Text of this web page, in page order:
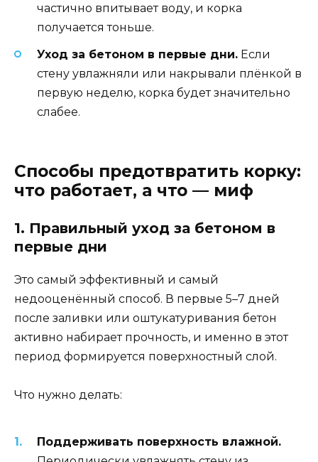
частично впитывает воду, и корка
получается тоньше.
Уход за бетоном в первые дни. Если
стену увлажняли или накрывали плёнкой в
первую неделю, корка будет значительно
слабее.
Способы предотвратить корку:
что работает, а что — миф
1. Правильный уход за бетоном в
первые дни
Это самый эффективный и самый
недооценённый способ. В первые 5–7 дней
после заливки или оштукатуривания бетон
активно набирает прочность, и именно в этот
период формируется поверхностный слой.
Что нужно делать:
Поддерживать поверхность влажной.